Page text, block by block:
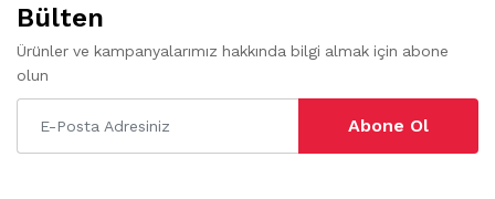
Bülten
Ürünler ve kampanyalarımız hakkında bilgi almak için abone
olun
Abone Ol